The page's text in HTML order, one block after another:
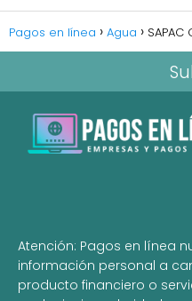
Pagos en línea Agua
Atención: Pagos en línea
información personal a
producto financiero o